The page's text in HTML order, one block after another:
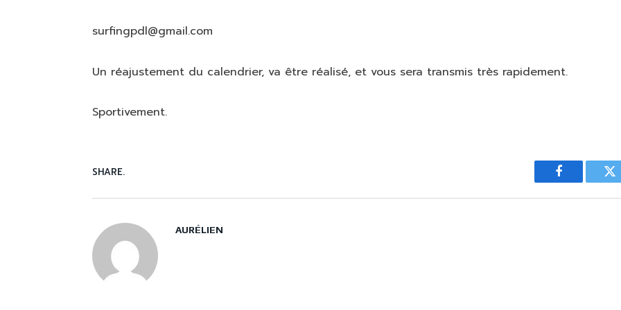
surfingpdl@gmail.com
Un réajustement du calendrier, va être réalisé, et vous sera transmis très rapidement.
Sportivement.
SHARE.
Facebook
AURÉLIEN